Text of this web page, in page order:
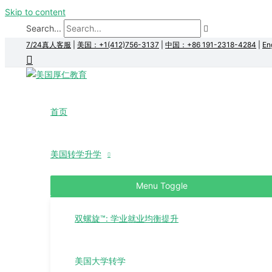
Skip to content
Search...
7/24真人客服 美国：+1(412)756-3137 中国：+86 191-2318-4284
首页
美国转学升学
Menu Toggle
双螺旋™: 学业就业均衡提升
美国大学转学